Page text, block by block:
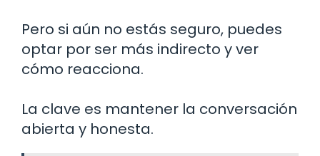
Pero si aún no estás seguro, puedes
optar por ser más indirecto y ver
cómo reacciona.
La clave es mantener la conversación
abierta y honesta.